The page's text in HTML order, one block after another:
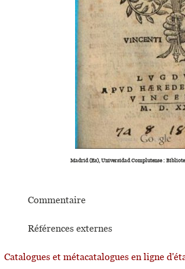
Madrid (Es), Universidad Complutense :
Commentaire
Références externes
Catalogues et métacatalogues en ligne